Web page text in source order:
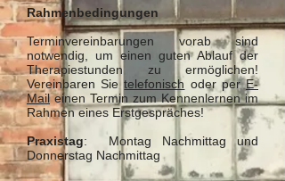
Rahmenbedingungen
Terminvereinbarungen vorab sind
notwendig, um einen guten Ablauf der
Therapiestunden zu ermöglichen!
Vereinbaren Sietelefonisch oder perE-
Maileinen Termin zum Kennenlernen im
Rahmen eines Erstgespräches!
Praxistag: Montag Nachmittag und
Donnerstag Nachmittag